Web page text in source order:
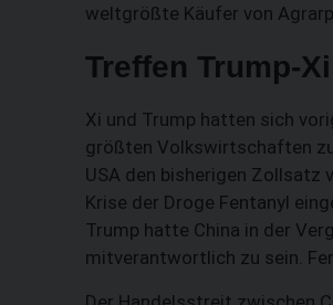
weltgrößte Käufer von
Treffen Trump-
Xi und Trump hatten sich
größten Volkswirtschaften
USA den bisherigen Zollsatz
Krise der Droge Fentanyl
Trump hatte China in der
mitverantwortlich zu sein.